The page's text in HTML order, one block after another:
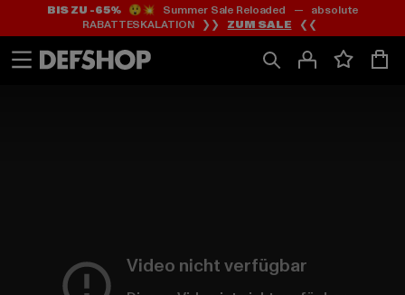
Zum
Inhalt
springen
Zum
Fußzeile
springen
BIS ZU -65%😲💥 Summer Sale Reloaded — absolute
RABATTESKALATION ❯❯ ZUM SALE ❮❮
Video nicht verfügbar